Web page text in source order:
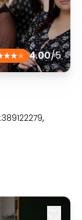
4.00/5
,